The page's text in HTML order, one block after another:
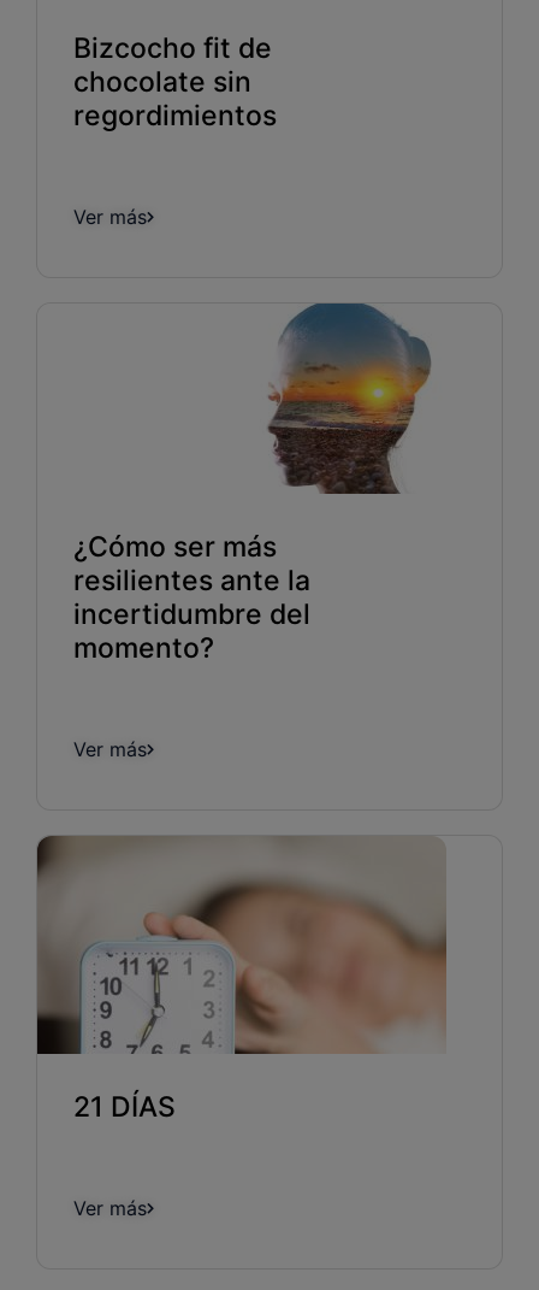
Bizcocho fit de
chocolate sin
regordimientos
Ver más
¿Cómo ser más
resilientes ante la
incertidumbre del
momento?
Ver más
21 DÍAS
Ver más